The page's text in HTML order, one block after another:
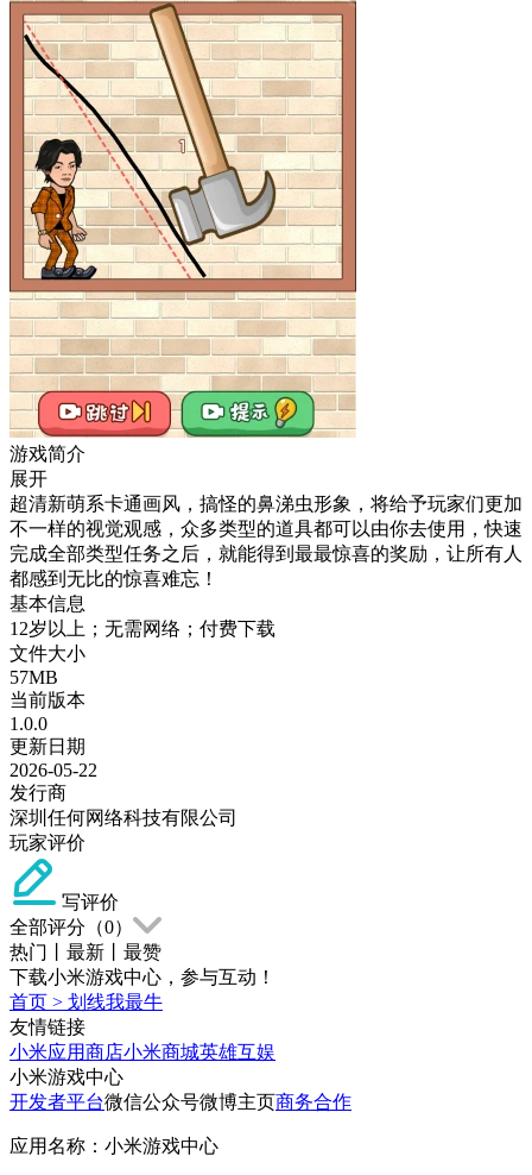
游戏简介
展开
超清新萌系卡通画风，搞怪的鼻涕虫形象，将给予玩家们更加
不一样的视觉观感，众多类型的道具都可以由你去使用，快速
完成全部类型任务之后，就能得到最最惊喜的奖励，让所有人
都感到无比的惊喜难忘！
基本信息
12岁以上；无需网络；付费下载
文件大小
57MB
当前版本
1.0.0
更新日期
2026-05-22
发行商
深圳任何网络科技有限公司
玩家评价
写评价
全部评分（0）
热门
最新
最赞
下载小米游戏中心，参与互动！
首页 > 划线我最牛
友情链接
小米应用商店小米商城英雄互娱
小米游戏中心
开发者平台微信公众号微博主页商务合作
应用名称：小米游戏中心